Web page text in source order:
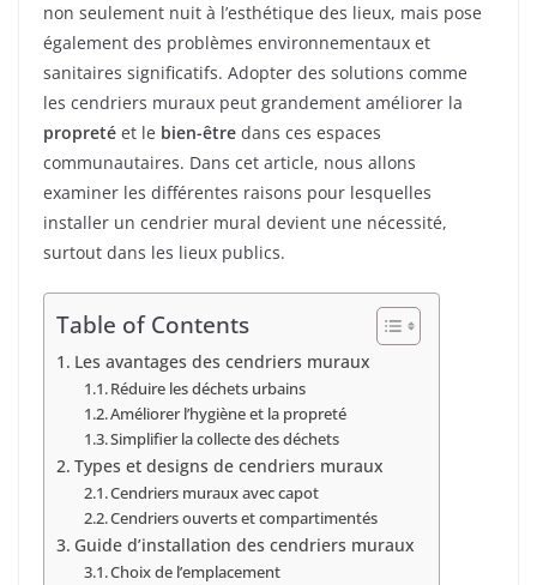
non seulement nuit à l’esthétique des lieux, mais pose
également des problèmes environnementaux et
sanitaires significatifs. Adopter des solutions comme
les cendriers muraux peut grandement améliorer la
propreté et le bien-être dans ces espaces
communautaires. Dans cet article, nous allons
examiner les différentes raisons pour lesquelles
installer un cendrier mural devient une nécessité,
surtout dans les lieux publics.
Table of Contents
Les avantages des cendriers muraux
Réduire les déchets urbains
Améliorer l’hygiène et la propreté
Simplifier la collecte des déchets
Types et designs de cendriers muraux
Cendriers muraux avec capot
Cendriers ouverts et compartimentés
Guide d’installation des cendriers muraux
Choix de l’emplacement